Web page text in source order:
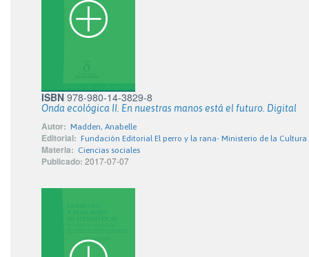
ISBN 978-980-14-3829-8
Onda ecológica II. En nuestras manos está el futuro. Digital
Autor: Madden, Anabelle
Editorial: Fundación Editorial El perro y la rana- Ministerio de la Cultura
Materia: Ciencias sociales
Publicado: 2017-07-07